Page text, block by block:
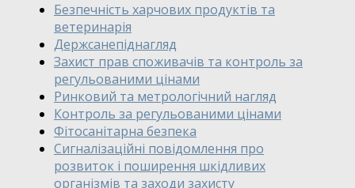
Безпечність харчових продуктів та
ветеринарія
Держсанепіднагляд
Захист прав споживачів та контроль за
регульованими цінами
Ринковий та метрологічний нагляд
Контроль за регульованими цінами
Фітосанітарна безпека
Сигналізаційні повідомлення про
розвиток і поширення шкідливих
організмів та заходи захисту